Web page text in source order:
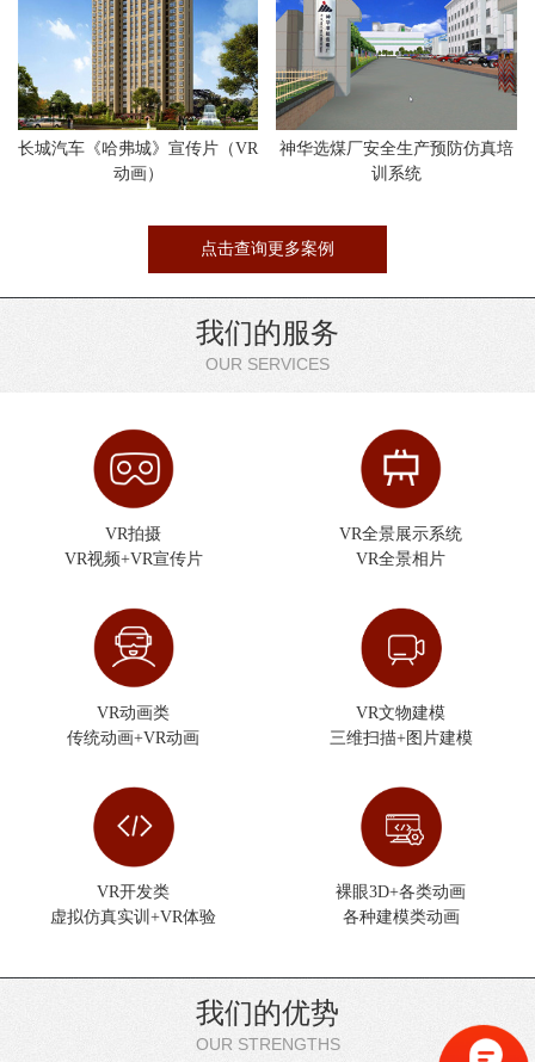
长城汽车《哈弗城》宣传片（VR
动画）
神华选煤厂安全生产预防仿真培
训系统
点击查询更多案例
我们的服务
OUR SERVICES
VR拍摄
VR视频+VR宣传片
VR全景展示系统
VR全景相片
VR动画类
传统动画+VR动画
VR文物建模
三维扫描+图片建模
VR开发类
虚拟仿真实训+VR体验
裸眼3D+各类动画
各种建模类动画
我们的优势
OUR STRENGTHS